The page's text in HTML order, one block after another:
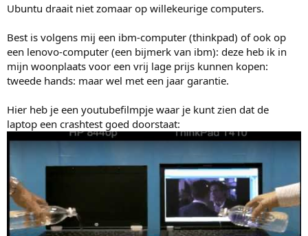
Ubuntu draait niet zomaar op willekeurige computers.
Best is volgens mij een ibm-computer (thinkpad) of ook op
een lenovo-computer (een bijmerk van ibm): deze heb ik in
mijn woonplaats voor een vrij lage prijs kunnen kopen:
tweede hands: maar wel met een jaar garantie.
Hier heb je een youtubefilmpje waar je kunt zien dat de
laptop een crashtest goed doorstaat: